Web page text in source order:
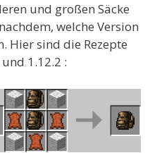
und großen Säcke
welche Version
Hier sind die Rezepte
1.12.2 :